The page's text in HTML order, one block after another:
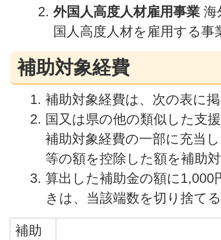
外国人高度人材雇用事業 海
国人高度人材を雇用する事
補助対象経費
補助対象経費は、次の表に
国又は県の他の類似した支
補助対象経費の一部に充当
等の額を控除した額を補助
算出した補助金の額に1,000
きは、当該端数を切り捨て
補助